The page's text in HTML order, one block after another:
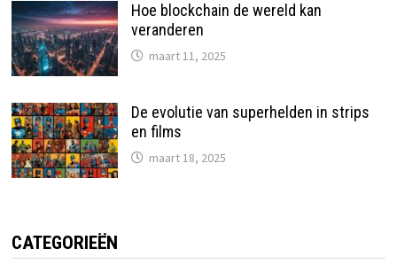
Hoe blockchain de wereld kan
veranderen
maart 11, 2025
De evolutie van superhelden in strips
en films
maart 18, 2025
CATEGORIEËN